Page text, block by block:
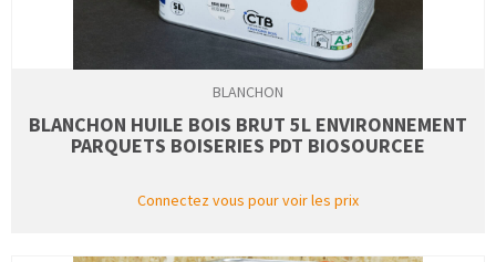
BLANCHON
BLANCHON HUILE BOIS BRUT 5L ENVIRONNEMENT
PARQUETS BOISERIES PDT BIOSOURCEE
Connectez vous pour voir les prix